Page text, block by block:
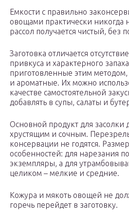
Емкости с правильно
овощами практически никогда
рассол получается чистый, без
Заготовка отличается
привкуса и характерного
приготовленные этим
и ароматные. Их можно
качестве самостоятельной
добавлять в супы, салаты и
Основной продукт для
хрустящим и сочным.
консервации не годятся.
особенностей: для нарезания
экземпляры, а для
целиком – мелкие и средние.
Кожура и мякоть овощей не
горечь перейдет в заготовку.